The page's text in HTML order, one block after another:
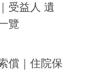
受益人 遺
覽
償｜住院保